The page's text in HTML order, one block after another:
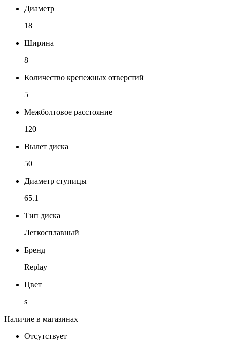
Диаметр
18
Ширина
8
Количество крепежных отверстий
5
Межболтовое расстояние
120
Вылет диска
50
Диаметр ступицы
65.1
Тип диска
Легкосплавный
Бренд
Replay
Цвет
s
Наличие в магазинах
Отсутствует